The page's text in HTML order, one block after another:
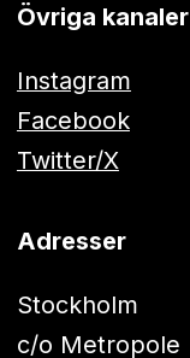
Övriga kanaler
Instagram
Facebook
Twitter/X
Adresser
Stockholm
c/o Metropole